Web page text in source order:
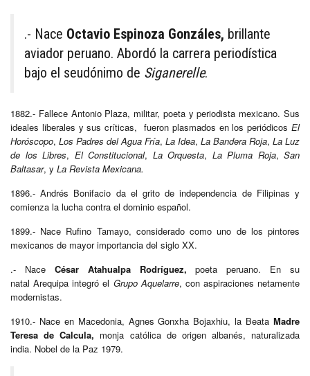
.- Nace Octavio Espinoza Gonzáles, brillante
aviador peruano. Abordó la carrera periodística
bajo el seudónimo de Siganerelle.
1882.- Fallece Antonio Plaza, militar, poeta y periodista mexicano. Sus
ideales liberales y sus críticas, fueron plasmados en los periódicos El
Horóscopo, Los Padres del Agua Fría, La Idea, La Bandera Roja, La Luz
de los Libres, El Constitucional, La Orquesta, La Pluma Roja, San
Baltasar, y La Revista Mexicana.
1896.- Andrés Bonifacio da el grito de independencia de Filipinas y
comienza la lucha contra el dominio español.
1899.- Nace Rufino Tamayo, considerado como uno de los pintores
mexicanos de mayor importancia del siglo XX.
.- Nace César Atahualpa Rodríguez, poeta peruano. En su
natal Arequipa integró el Grupo Aquelarre, con aspiraciones netamente
modernistas.
1910.- Nace en Macedonia, Agnes Gonxha Bojaxhiu, la Beata Madre
Teresa de Calcula, monja católica de origen albanés, naturalizada
india. Nobel de la Paz 1979.